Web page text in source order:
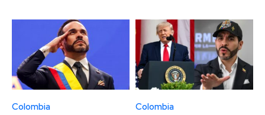
Colombia Colombia